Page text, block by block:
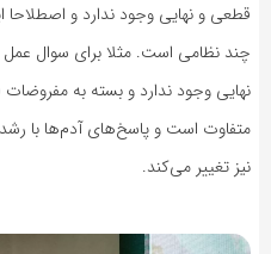
قطعی و نهایی وجود ندارد و
چند نظامی است. مثلا برای سوال
نهایی وجود ندارد و بسته به
متفاوت است و پاسخ‌های آدم‌ها با
نیز تغییر می‌کند.